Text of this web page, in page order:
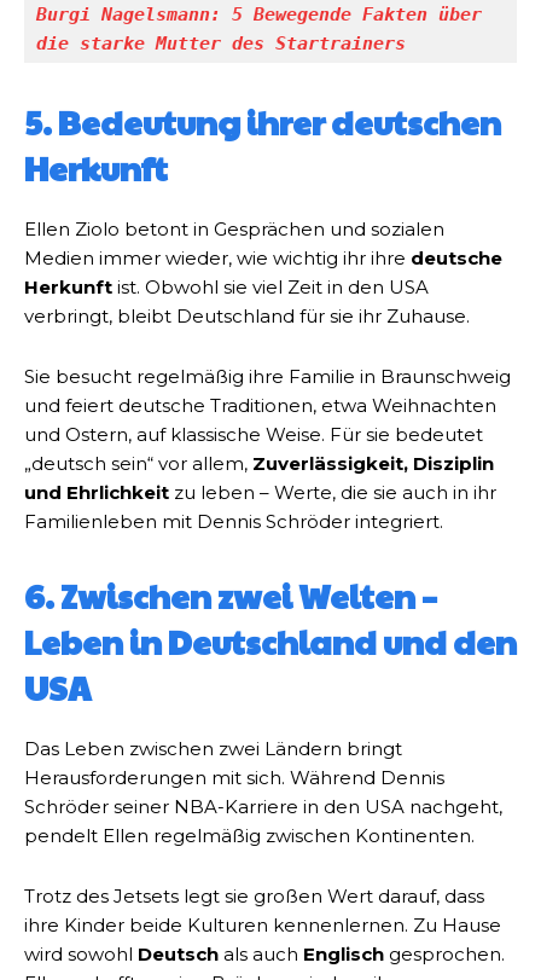
Burgi Nagelsmann: 5 Bewegende Fakten über
die starke Mutter des Startrainers
5. Bedeutung ihrer deutschen
Herkunft
Ellen Ziolo betont in Gesprächen und sozialen
Medien immer wieder, wie wichtig ihr ihre deutsche
Herkunft ist. Obwohl sie viel Zeit in den USA
verbringt, bleibt Deutschland für sie ihr Zuhause.
Sie besucht regelmäßig ihre Familie in Braunschweig
und feiert deutsche Traditionen, etwa Weihnachten
und Ostern, auf klassische Weise. Für sie bedeutet
„deutsch sein“ vor allem, Zuverlässigkeit, Disziplin
und Ehrlichkeit zu leben – Werte, die sie auch in ihr
Familienleben mit Dennis Schröder integriert.
6. Zwischen zwei Welten –
Leben in Deutschland und den
USA
Das Leben zwischen zwei Ländern bringt
Herausforderungen mit sich. Während Dennis
Schröder seiner NBA-Karriere in den USA nachgeht,
pendelt Ellen regelmäßig zwischen Kontinenten.
Trotz des Jetsets legt sie großen Wert darauf, dass
ihre Kinder beide Kulturen kennenlernen. Zu Hause
wird sowohl Deutsch als auch Englisch gesprochen.